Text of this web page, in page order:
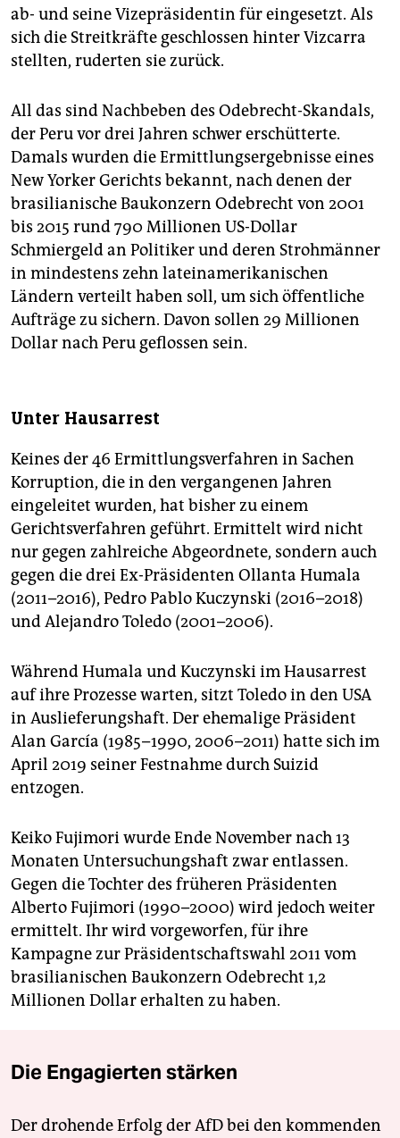
ab- und seine Vizepräsidentin für eingesetzt. Als
sich die Streitkräfte geschlossen hinter Vizcarra
stellten, ruderten sie zurück.
All das sind Nachbeben des Odebrecht-Skandals,
der Peru vor drei Jahren schwer erschütterte.
Damals wurden die Ermittlungsergebnisse eines
New Yorker Gerichts bekannt, nach denen der
brasilianische Baukonzern Odebrecht von 2001
bis 2015 rund 790 Millionen US-Dollar
Schmiergeld an Politiker und deren Strohmänner
in mindestens zehn lateinamerikanischen
Ländern verteilt haben soll, um sich öffentliche
Aufträge zu sichern. Davon sollen 29 Millionen
Dollar nach Peru geflossen sein.
Unter Hausarrest
Keines der 46 Ermittlungsverfahren in Sachen
Korruption, die in den vergangenen Jahren
eingeleitet wurden, hat bisher zu einem
Gerichtsverfahren geführt. Ermittelt wird nicht
nur gegen zahlreiche Abgeordnete, sondern auch
gegen die drei Ex-Präsidenten Ollanta Humala
(2011–2016), Pedro Pablo Kuczynski (2016–2018)
und Alejandro Toledo (2001–2006).
Während Humala und Kuczynski im Hausarrest
auf ihre Prozesse warten, sitzt Toledo in den USA
in Auslieferungshaft. Der ehemalige Präsident
Alan García (1985–1990, 2006–2011) hatte sich im
April 2019 seiner Festnahme durch Suizid
entzogen.
Keiko Fujimori wurde Ende November nach 13
Monaten Untersuchungshaft zwar entlassen.
Gegen die Tochter des früheren Präsidenten
Alberto Fujimori (1990–2000) wird jedoch weiter
ermittelt. Ihr wird vorgeworfen, für ihre
Kampagne zur Präsidentschaftswahl 2011 vom
brasilianischen Baukonzern Odebrecht 1,2
Millionen Dollar erhalten zu haben.
Die Engagierten stärken
Der drohende Erfolg der AfD bei den kommenden